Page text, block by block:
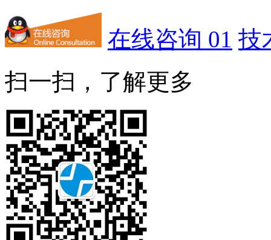
在线咨询 01 技
扫一扫，了解更多